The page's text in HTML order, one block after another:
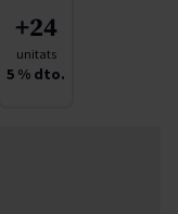
+24
unitats
5 % dto.